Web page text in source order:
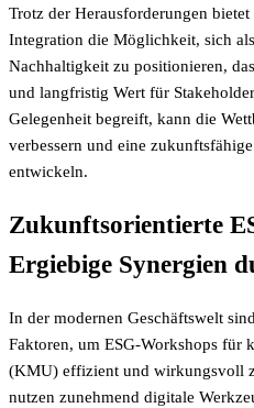
Trotz der Herausforderungen
Integration die Möglichkeit, sich
Nachhaltigkeit zu positionieren,
und langfristig Wert für
Gelegenheit begreift, kann die
verbessern und eine
entwickeln.
Zukunftsorientierte
Ergiebige Synergien
In der modernen Geschäftswelt
Faktoren, um ESG-Workshops für
(KMU) effizient und wirkungsvoll
nutzen zunehmend digitale